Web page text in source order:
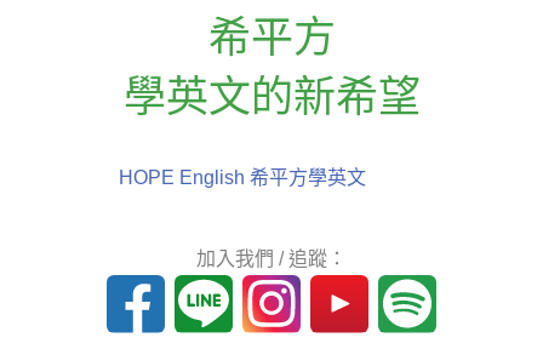
希平方
學英文的新希望
HOPE English 希平方學英文
加入我們 / 追蹤：